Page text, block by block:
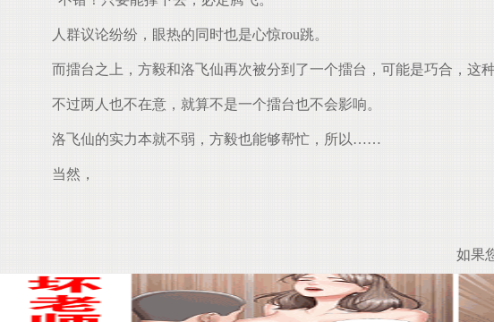
人群议论纷纷，眼热的同时也是心惊rou跳。
而擂台之上，方毅和洛飞仙再次被分到了一个擂台，可能是巧合，这
不过两人也不在意，就算不是一个擂台也不会影响。
洛飞仙的实力本就不弱，方毅也能够帮忙，所以……
当然，
如果